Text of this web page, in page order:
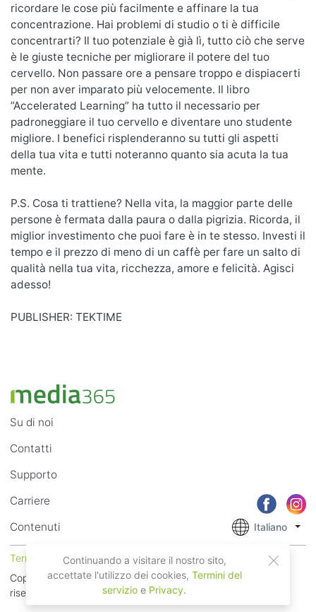
ricordare le cose più facilmente e affinare la tua
concentrazione. Hai problemi di studio o ti è difficile
concentrarti? Il tuo potenziale è già lì, tutto ciò che serve
è le giuste tecniche per migliorare il potere del tuo
cervello. Non passare ore a pensare troppo e dispiacerti
per non aver imparato più velocemente. Il libro
”Accelerated Learning” ha tutto il necessario per
padroneggiare il tuo cervello e diventare uno studente
migliore. I benefici risplenderanno su tutti gli aspetti
della tua vita e tutti noteranno quanto sia acuta la tua
mente.
P.S. Cosa ti trattiene? Nella vita, la maggior parte delle
persone è fermata dalla paura o dalla pigrizia. Ricorda, il
miglior investimento che puoi fare è in te stesso. Investi il
​​tempo e il prezzo di meno di un caffè per fare un salto di
qualità nella tua vita, ricchezza, amore e felicità. Agisci
adesso!
PUBLISHER: TEKTIME
Su di noi
Contatti
Supporto
Carriere
Contenuti
Italiano
Termini di Utilizzo
Privacy
Copyright © 2018 - 2026 Mobile Systems Ltd. Tutti i diritti
riservati
Continuando a visitare il nostro sito,
accettate l'utilizzo dei cookies, Termini del
servizio e Privacy.